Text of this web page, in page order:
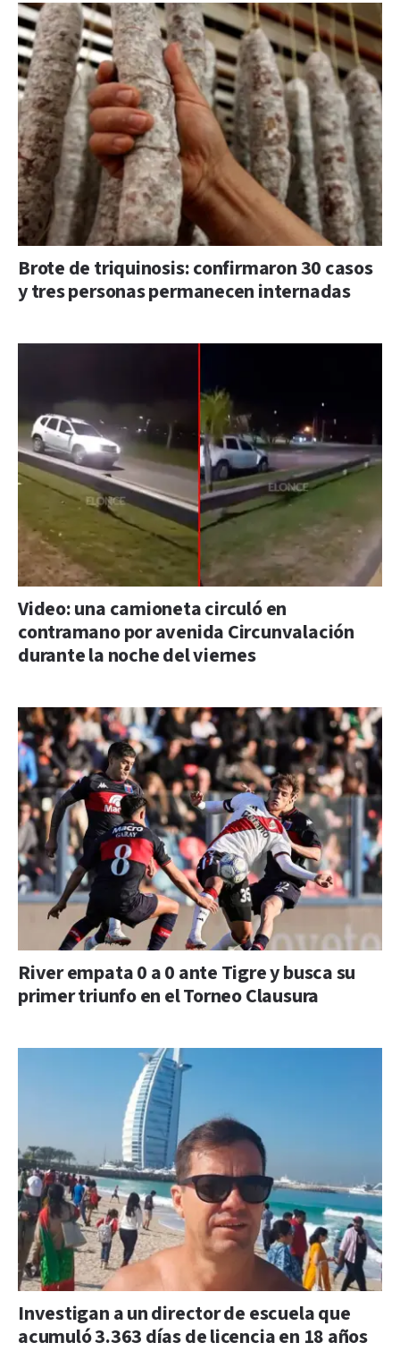
Brote de triquinosis: confirmaron 30 casos
y tres personas permanecen internadas
Video: una camioneta circuló en
contramano por avenida Circunvalación
durante la noche del viernes
River empata 0 a 0 ante Tigre y busca su
primer triunfo en el Torneo Clausura
Investigan a un director de escuela que
acumuló 3.363 días de licencia en 18 años